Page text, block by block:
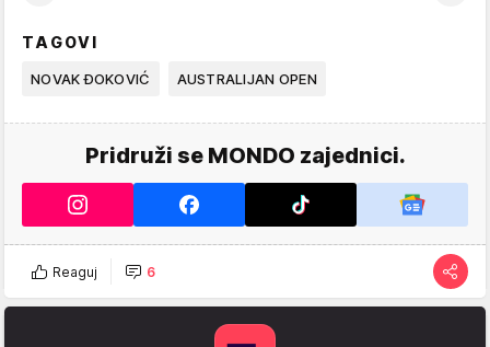
TAGOVI
NOVAK ĐOKOVIĆ AUSTRALIJAN OPEN
Pridruži se MONDO zajednici.
Reaguj 6